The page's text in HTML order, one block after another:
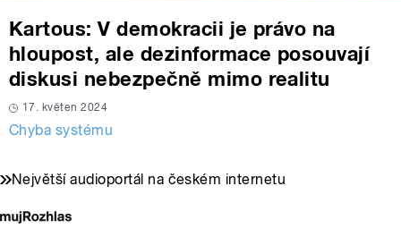
Kartous: V demokracii je právo na
hloupost, ale dezinformace posouvají
diskusi nebezpečně mimo realitu
17. květen 2024
Chyba systému
Největší audioportál na českém internetu